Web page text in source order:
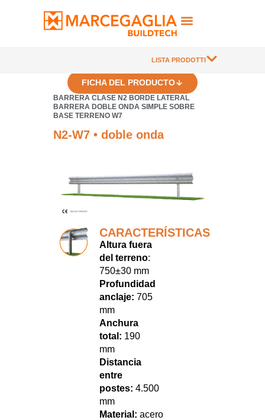
LISTA PRODOTTI
BARRERA CLASE N2 BORDE LATERAL
BARRERA DOBLE ONDA SIMPLE SOBRE
BASE TERRENO W7
FICHA DEL PRODUCTO
N2-W7 • doble onda
CARACTERÍSTICAS
Altura fuera
del terreno:
750±30 mm
Profundidad
anclaje: 705
mm
Anchura
total: 190
mm
Distancia
entre
postes: 4.500
mm
Material: acero